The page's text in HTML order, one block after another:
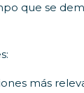
que se
más